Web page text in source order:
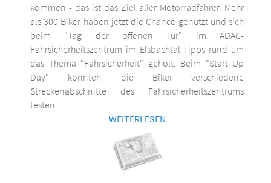
kommen - das ist das Ziel aller Motorradfahrer. Mehr
als 300 Biker haben jetzt die Chance genutzt und sich
beim "Tag der offenen Tür" im ADAC-
Fahrsicherheitszentrum im Elsbachtal Tipps rund um
das Thema "Fahrsicherheit" geholt. Beim "Start Up
Day" konnten die Biker verschiedene
Streckenabschnitte des Fahrsicherheitszentrums
testen.
WEITERLESEN